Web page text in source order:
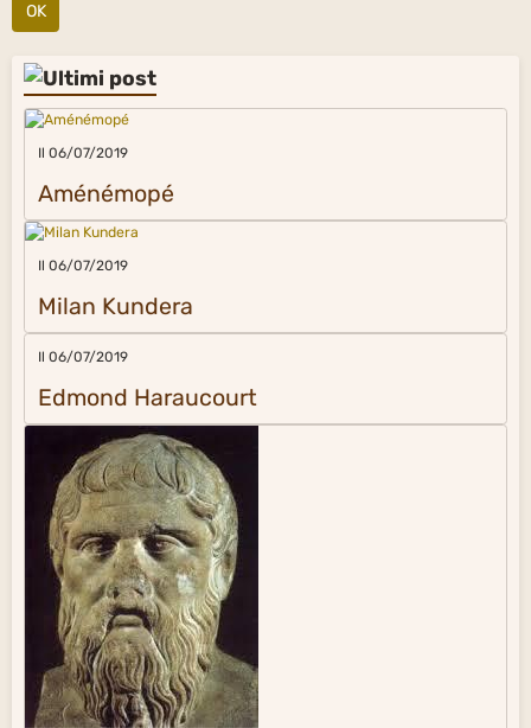
OK
Il 06/07/2019
Aménémopé
Il 06/07/2019
Milan Kundera
Il 06/07/2019
Edmond Haraucourt